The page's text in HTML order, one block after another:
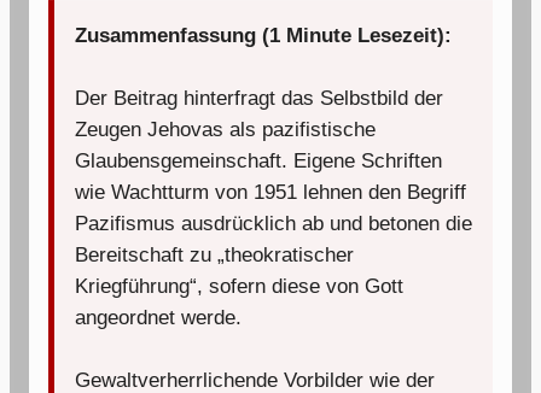
Zusammenfassung (1 Minute Lesezeit):
Der Beitrag hinterfragt das Selbstbild der
Zeugen Jehovas als pazifistische
Glaubensgemeinschaft. Eigene Schriften
wie Wachtturm von 1951 lehnen den Begriff
Pazifismus ausdrücklich ab und betonen die
Bereitschaft zu „theokratischer
Kriegführung“, sofern diese von Gott
angeordnet werde.
Gewaltverherrlichende Vorbilder wie der